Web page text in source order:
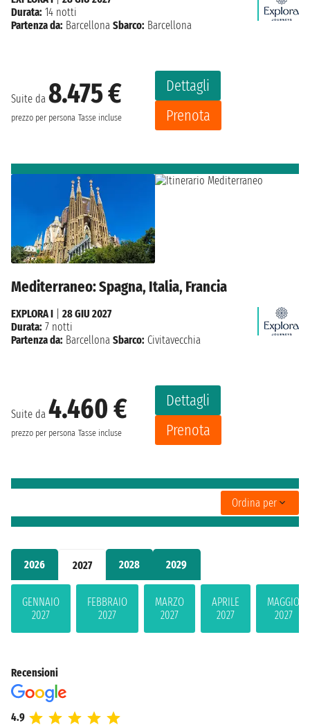
2026 2027 2028 2029
GENNAIO
2027
FEBBRAIO
2027
MARZO
2027
APRILE
2027
MAGGIO
2027
Suite da 8.475 €
prezzo per persona Tasse incluse
Dettagli
Prenota
Durata: 14 notti
Partenza da: Barcellona Sbarco: Barcellona
Mediterraneo: Spagna, Italia, Francia
Suite da 4.460 €
prezzo per persona Tasse incluse
Dettagli
Prenota
EXPLORA I
28 GIU 2027
Durata: 7 notti
Partenza da: Barcellona Sbarco: Civitavecchia
Ordina per
Recensioni
4.9